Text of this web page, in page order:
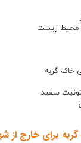
گربه
سفید
برای خارج از